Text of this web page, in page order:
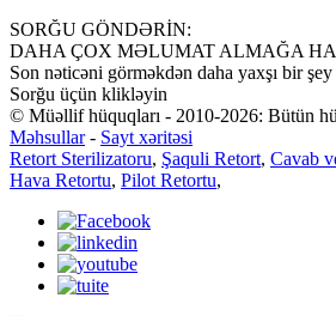
SORĞU GÖNDƏRİN:
DAHA ÇOX MƏLUMAT ALMAĞA
Son nəticəni görməkdən daha yaxşı bir
Sorğu üçün klikləyin
© Müəllif hüquqları - 2010-2026: Bütün
Məhsullar- Sayt xəritəsi
Retort Sterilizatoru, Şaquli Retort, Cavab
Hava Retortu, Pilot Retortu,